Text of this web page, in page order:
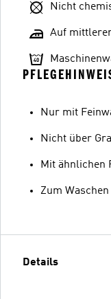
Nicht
Auf
Nur mit
Nicht über
Mit ähnlichen
Zum
Details